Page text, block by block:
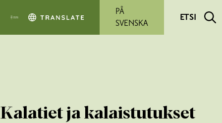
PÅ
SVENSKA
ETSI
Kalatiet ja kalaistutukset